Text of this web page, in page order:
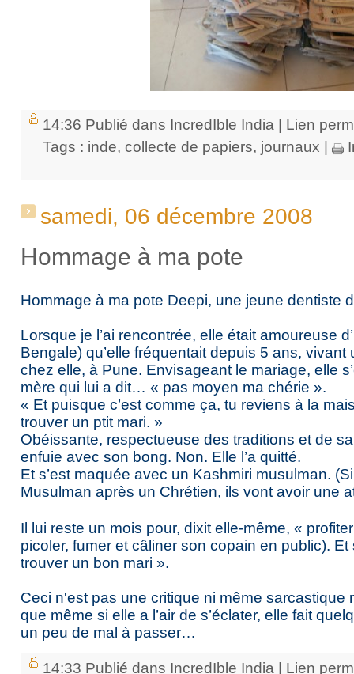
14:36 Publié dans IncredIble India | Lien
Tags : inde, collecte de papiers, journaux |
samedi, 06 décembre 2008
Hommage à ma pote
Hommage à ma pote Deepi, une jeune dentiste
Lorsque je l’ai rencontrée, elle était amoureuse
Bengale) qu’elle fréquentait depuis 5 ans,
chez elle, à Pune. Envisageant le mariage, elle
mère qui lui a dit… « pas moyen ma chérie ».
« Et puisque c’est comme ça, tu reviens à la
trouver un ptit mari. »
Obéissante, respectueuse des traditions et de
enfuie avec son bong. Non. Elle l’a quitté.
Et s’est maquée avec un Kashmiri musulman.
Musulman après un Chrétien, ils vont avoir une
Il lui reste un mois pour, dixit elle-même, «
picoler, fumer et câliner son copain en public).
trouver un bon mari ».
Ceci n'est pas une critique ni même sarcastique
que même si elle a l’air de s’éclater, elle fait
un peu de mal à passer…
14:33 Publié dans IncredIble India | Lien